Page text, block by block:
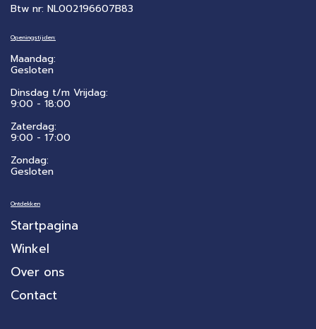
Btw nr: NL002196607B83
Openingstijden:
Maandag:
Gesloten
Dinsdag t/m Vrijdag:
9:00 - 18:00
Zaterdag:
​9:00 - 17:00
Zondag:
Gesloten
Ontdekken
Startpagina
Winkel
Over ons
Contact